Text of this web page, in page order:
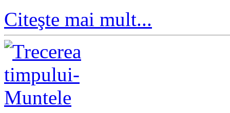
Citeşte mai mult...